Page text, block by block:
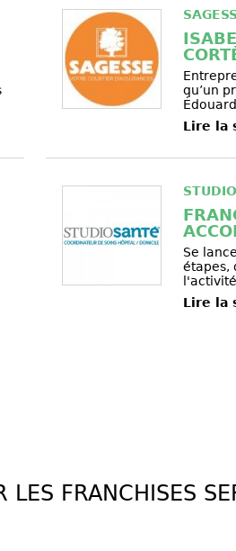
qu’un
Lire la
Se
étapes,
Lire la
LES FRANCHISES